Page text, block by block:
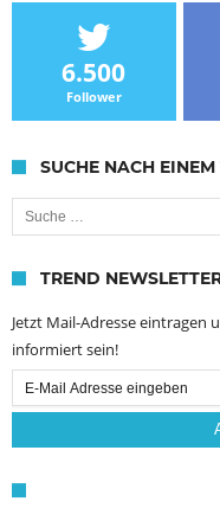
6.500
Follower
SUCHE NACH
Suche nach:
TREND
Jetzt Mail-Adresse eintragen
informiert sein!
Email
Subscription